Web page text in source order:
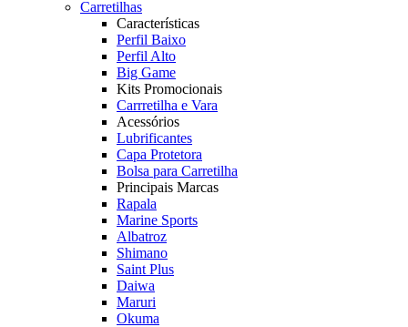
Carretilhas
Características
Perfil Baixo
Perfil Alto
Big Game
Kits Promocionais
Carrretilha e Vara
Acessórios
Lubrificantes
Capa Protetora
Bolsa para Carretilha
Principais Marcas
Rapala
Marine Sports
Albatroz
Shimano
Saint Plus
Daiwa
Maruri
Okuma